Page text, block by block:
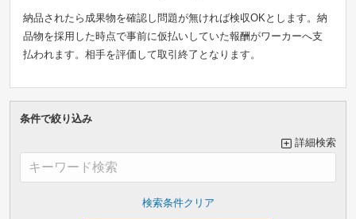
納品されたら成果物を確認し問題が無ければ検収OKとします。納
品物を採用した時点で事前に仮払いしていた報酬がワーカーへ支
払われます。相手を評価して取引終了となります。
条件で絞り込み
詳細検索